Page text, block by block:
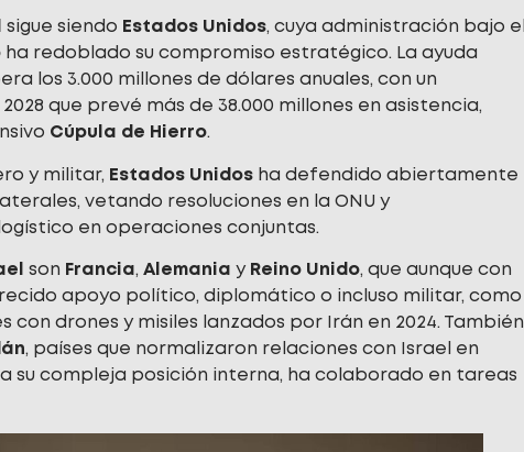
sigue siendo Estados Unidos, cuya administración bajo el
ha redoblado su compromiso estratégico. La ayuda
los 3.000 millones de dólares anuales, con un
que prevé más de 38.000 millones en asistencia,
Cúpula de Hierro.
y militar, Estados Unidos ha defendido abiertamente
vetando resoluciones en la ONU y
en operaciones conjuntas.
son Francia, Alemania y Reino Unido, que aunque con
apoyo político, diplomático o incluso militar, como
con drones y misiles lanzados por Irán en 2024. También
, países que normalizaron relaciones con Israel en
a su compleja posición interna, ha colaborado en tareas